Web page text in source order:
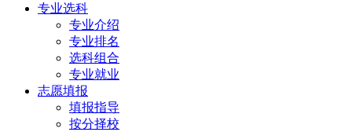
专业选科
专业介绍
专业排名
选科组合
专业就业
志愿填报
填报指导
按分择校